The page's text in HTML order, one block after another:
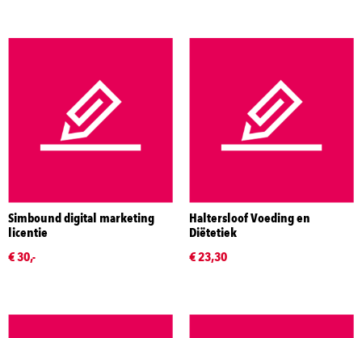
Simbound digital marketing
licentie
€ 30,-
Haltersloof Voeding en
Diëtetiek
€ 23,30